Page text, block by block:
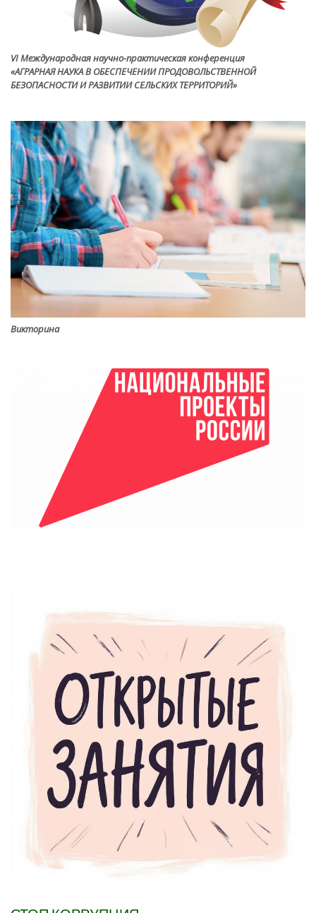
VI Международная научно-практическая конференция
«АГРАРНАЯ НАУКА В ОБЕСПЕЧЕНИИ ПРОДОВОЛЬСТВЕННОЙ
БЕЗОПАСНОСТИ И РАЗВИТИИ СЕЛЬСКИХ ТЕРРИТОРИЙ»
Викторина